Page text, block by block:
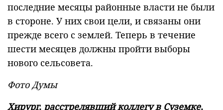
последние месяцы районные власти не были
в стороне. У них свои цели, и связаны они
прежде всего с землей. Теперь в течение
шести месяцев должны пройти выборы
нового сельсовета.
Фото Думы
Хирург, расстрелявший коллегу в Суземке,